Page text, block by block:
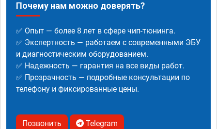
Почему нам можно доверять?
✅ Опыт — более 8 лет в сфере чип-тюнинга.
✅ Экспертность — работаем с современными ЭБУ
и диагностическим оборудованием.
✅ Надежность — гарантия на все виды работ.
✅ Прозрачность — подробные консультации по
телефону и фиксированные цены.
Позвонить Telegram